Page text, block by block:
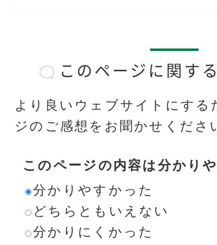
このページに関す
より良いウェブサイトにする
ジのご感想をお聞かせくださ
このページの内容は分かり
分かりやすかった
どちらともいえない
分かりにくかった